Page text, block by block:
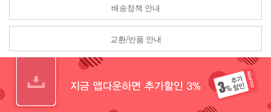
배송정책 안내
교환/반품 안내